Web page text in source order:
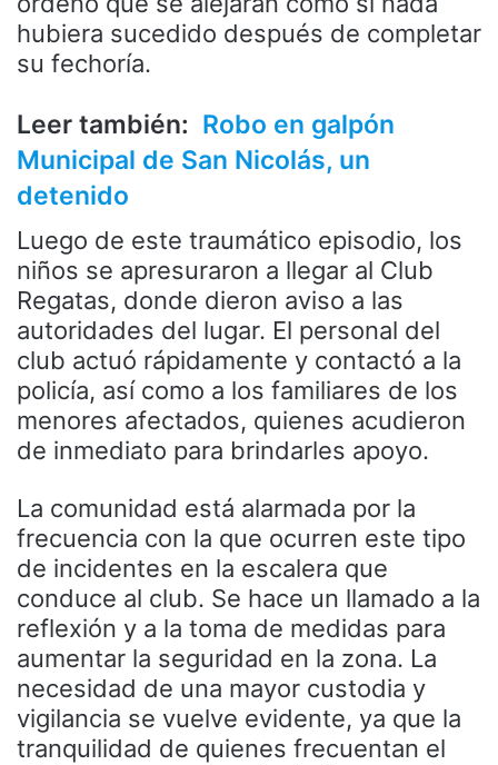
hubiera sucedido después de completar
su fechoría.
Leer también: Robo en galpón
Municipal de San Nicolás, un
detenido
Luego de este traumático episodio, los
niños se apresuraron a llegar al Club
Regatas, donde dieron aviso a las
autoridades del lugar. El personal del
club actuó rápidamente y contactó a la
policía, así como a los familiares de los
menores afectados, quienes acudieron
de inmediato para brindarles apoyo.
La comunidad está alarmada por la
frecuencia con la que ocurren este tipo
de incidentes en la escalera que
conduce al club. Se hace un llamado a la
reflexión y a la toma de medidas para
aumentar la seguridad en la zona. La
necesidad de una mayor custodia y
vigilancia se vuelve evidente, ya que la
tranquilidad de quienes frecuentan el